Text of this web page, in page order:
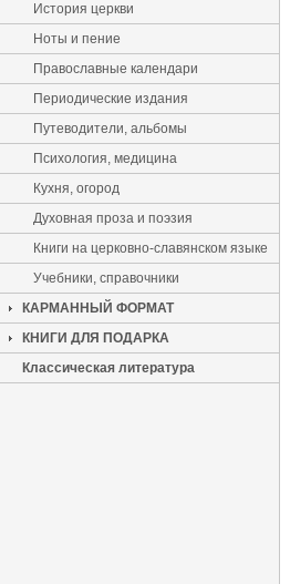
История церкви
Ноты и пение
Православные календари
Периодические издания
Путеводители, альбомы
Психология, медицина
Кухня, огород
Духовная проза и поэзия
Книги на церковно-славянском языке
Учебники, справочники
КАРМАННЫЙ ФОРМАТ
КНИГИ ДЛЯ ПОДАРКА
Классическая литература